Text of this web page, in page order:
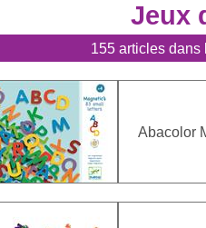
Jeux
155 articles dans
Abacolor